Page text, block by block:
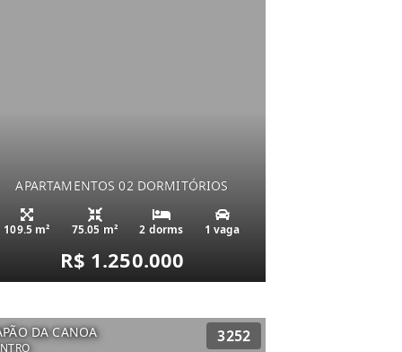
APARTAMENTOS 02 DORMITÓRIOS
109.5 m² 75.05 m² 2 dorms 1 vaga
R$ 1.250.000
DA CANOA 3252